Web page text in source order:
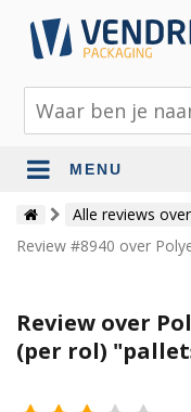
MENU
Beschermingsmateriaal
Bouw- en tuinmaterialen
Jute en lopers
Alle reviews
Review #8940 over
Review over
(per rol)